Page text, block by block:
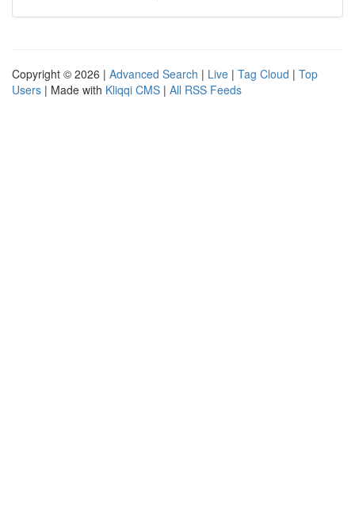
Copyright © 2026 | Advanced Search | Live | Tag Cloud | Top
Users | Made with Kliqqi CMS | All RSS Feeds